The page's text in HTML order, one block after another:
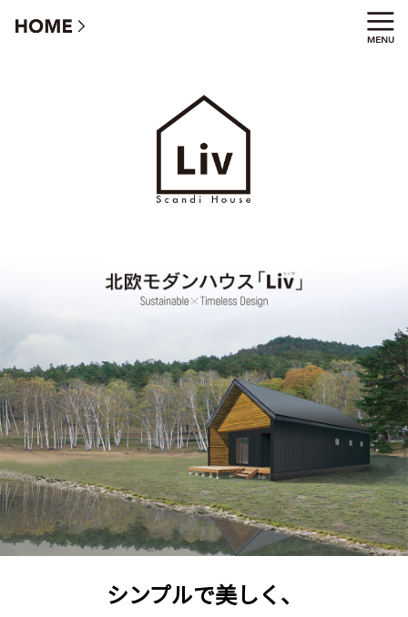
「Liv」リィヴ - 北欧モダンハウス
シンプルで美しく、